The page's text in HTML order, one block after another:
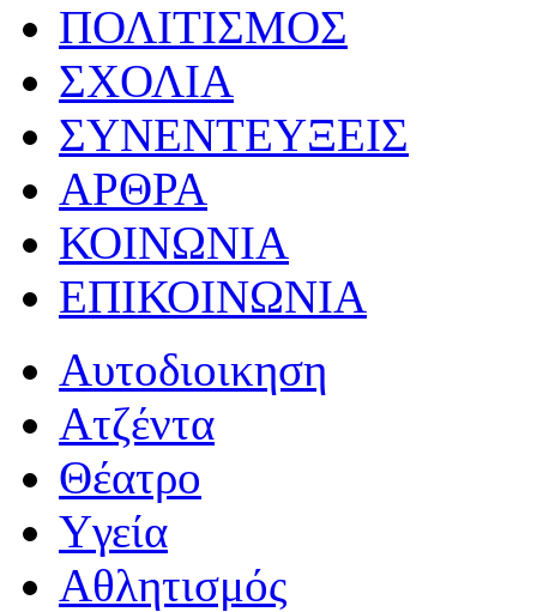
ΠΟΛΙΤΙΣΜΟΣ
ΣΧΟΛΙΑ
ΣΥΝΕΝΤΕΥΞΕΙΣ
ΑΡΘΡΑ
ΚΟΙΝΩΝΙΑ
ΕΠΙΚΟΙΝΩΝΙΑ
Αυτοδιοικηση
Ατζέντα
Θέατρο
Yγεία
Αθλητισμός